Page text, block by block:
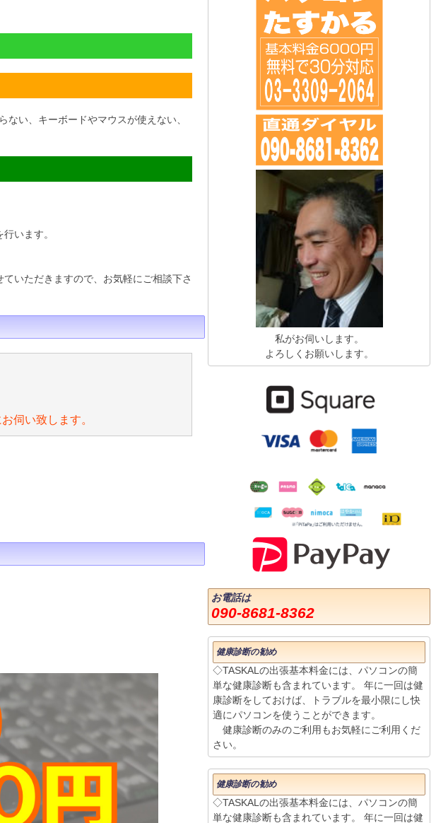
い、キーボードやマウスが使えない、
います。
いただきますので、お気軽にご相談下さ
伺い致します。
私がお伺いします。
よろしくお願いします。
お電話は
090-8681-8362
健康診断の勧め
◇TASKALの出張基本料金には、パソコンの簡
単な健康診断も含まれています。 年に一回は健
康診断をしておけば、トラブルを最小限にし快
適にパソコンを使うことができます。
健康診断のみのご利用もお気軽にご利用くだ
さい。
健康診断の勧め
◇TASKALの出張基本料金には、パソコンの簡
単な健康診断も含まれています。 年に一回は健